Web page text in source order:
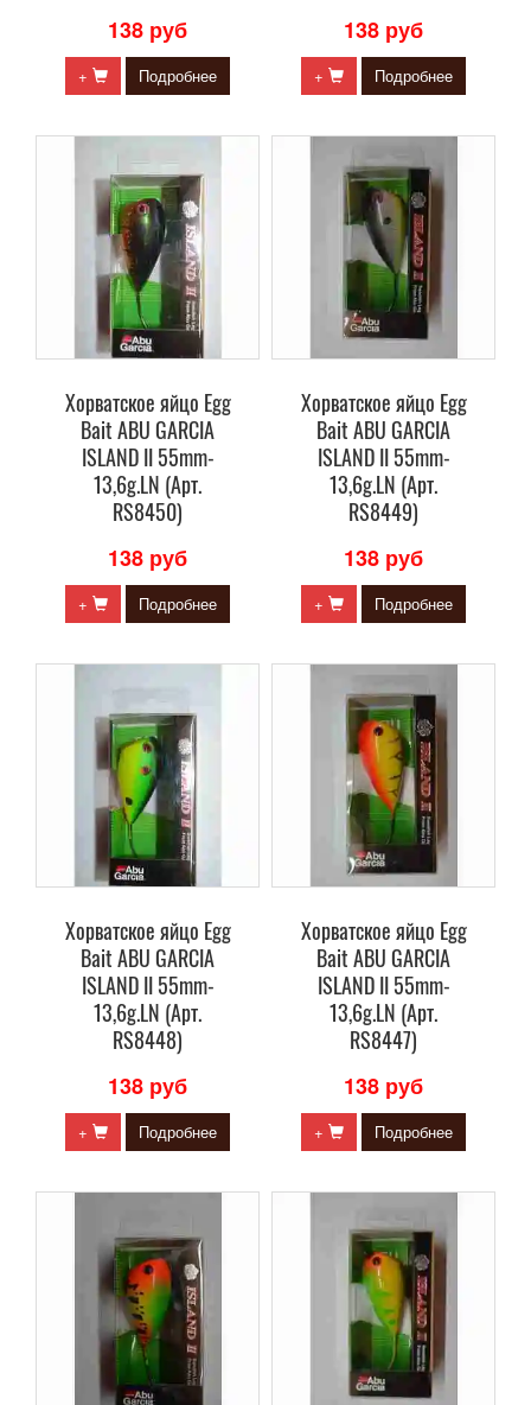
138 руб
+ Подробнее
138 руб
+ Подробнее
Хорватское яйцо Egg
Bait ABU GARCIA
ISLAND II 55mm-
13,6g.LN (Арт.
RS8450)
138 руб
+ Подробнее
Хорватское яйцо Egg
Bait ABU GARCIA
ISLAND II 55mm-
13,6g.LN (Арт.
RS8449)
138 руб
+ Подробнее
Хорватское яйцо Egg
Bait ABU GARCIA
ISLAND II 55mm-
13,6g.LN (Арт.
RS8448)
138 руб
+ Подробнее
Хорватское яйцо Egg
Bait ABU GARCIA
ISLAND II 55mm-
13,6g.LN (Арт.
RS8447)
138 руб
+ Подробнее